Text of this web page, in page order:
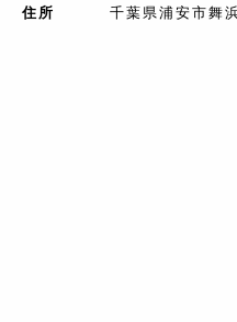
住所 千葉県浦安市舞